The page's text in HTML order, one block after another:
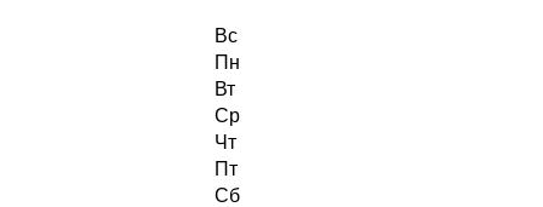
Вс
Пн
Вт
Ср
Чт
Пт
Сб